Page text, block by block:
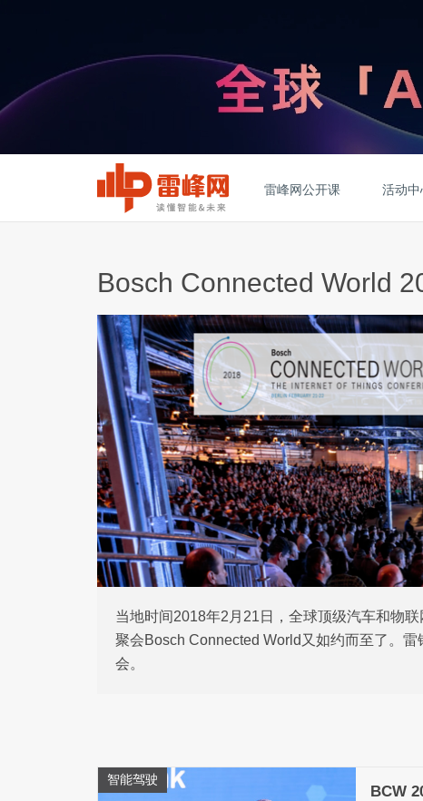
雷峰网公开课 活动中
Bosch Connected World
当地时间2018年2月21日，全球顶级汽车和物
聚会Bosch Connected World又如约而至了。
会。
智能驾驶
BCW